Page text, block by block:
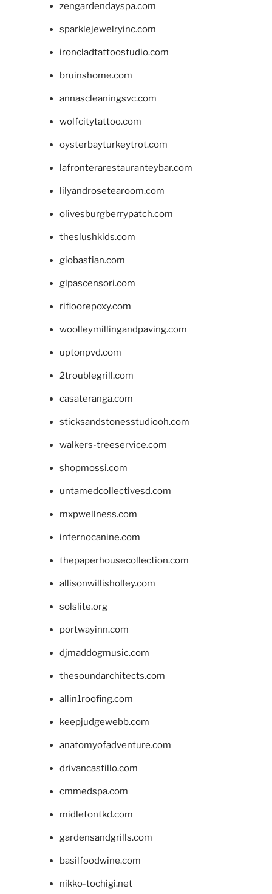
zengardendayspa.com
sparklejewelryinc.com
ironcladtattoostudio.com
bruinshome.com
annascleaningsvc.com
wolfcitytattoo.com
oysterbayturkeytrot.com
lafronterarestauranteybar.com
lilyandrosetearoom.com
olivesburgberrypatch.com
theslushkids.com
giobastian.com
glpascensori.com
rifloorepoxy.com
woolleymillingandpaving.com
uptonpvd.com
2troublegrill.com
casateranga.com
sticksandstonesstudiooh.com
walkers-treeservice.com
shopmossi.com
untamedcollectivesd.com
mxpwellness.com
infernocanine.com
thepaperhousecollection.com
allisonwillisholley.com
solslite.org
portwayinn.com
djmaddogmusic.com
thesoundarchitects.com
allin1roofing.com
keepjudgewebb.com
anatomyofadventure.com
drivancastillo.com
cmmedspa.com
midletontkd.com
gardensandgrills.com
basilfoodwine.com
nikko-tochigi.net